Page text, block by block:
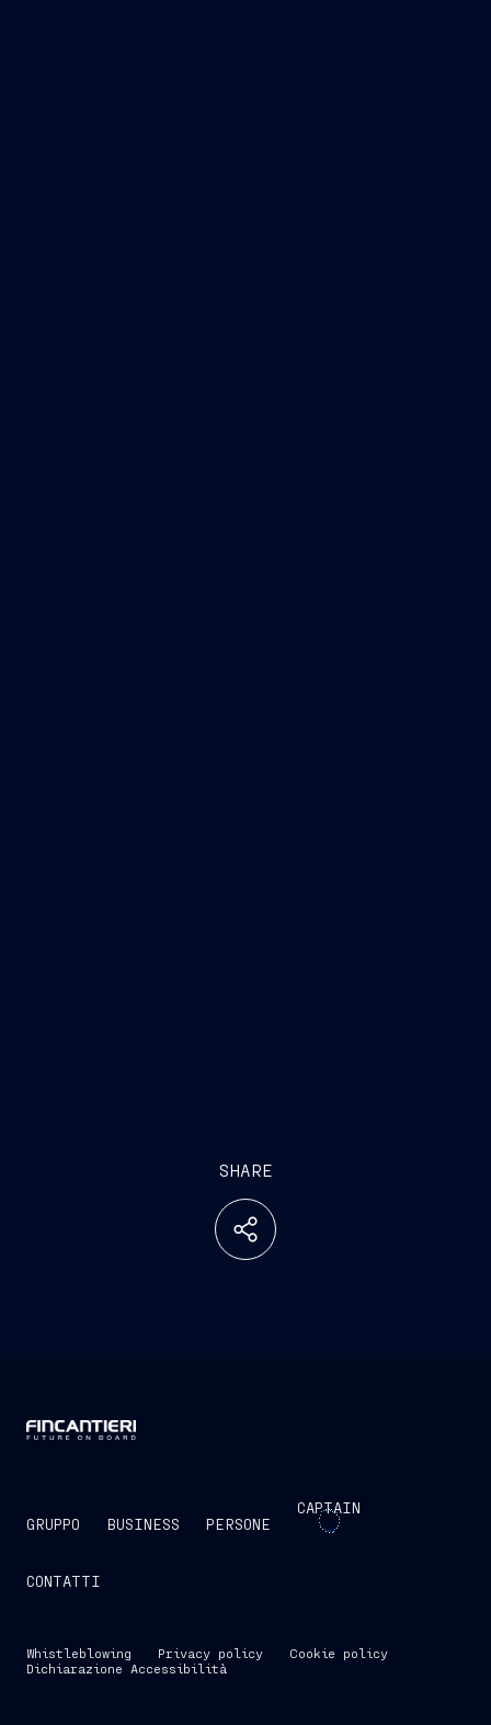
SHARE
GRUPPO BUSINESS PERSONE
CAPTAIN
CONTATTI
Whistleblowing Privacy policy
Cookie policy
Dichiarazione Accessibilità